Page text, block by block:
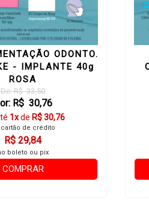
ODONTO.
- IMPLANTE 40g
ROSA
De: R$ 33,50
R$ 30,76
1xde R$ 30,76
de crédito
R$ 29,84
boleto ou pix
COMPRAR